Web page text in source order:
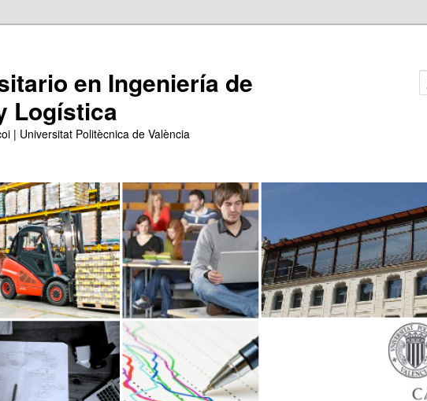
en Ingeniería de
Logística
| Universitat Politècnica de València